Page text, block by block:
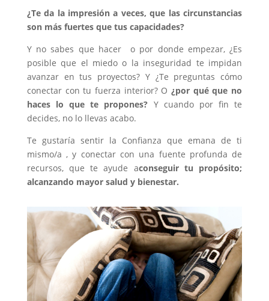
¿Te da la impresión a veces, que las circunstancias
son más fuertes que tus capacidades?
Y no sabes que hacer o por donde empezar, ¿Es
posible que el miedo o la inseguridad te impidan
avanzar en tus proyectos? Y ¿Te preguntas cómo
conectar con tu fuerza interior? O¿por qué que no
haces lo que te propones? Y cuando por fin te
decides, no lo llevas acabo.
Te gustaría sentir la Confianza que emana de ti
mismo/a , y conectar con una fuente profunda de
recursos, que te ayude aconseguir tu propósito;
alcanzando mayor salud y bienestar.